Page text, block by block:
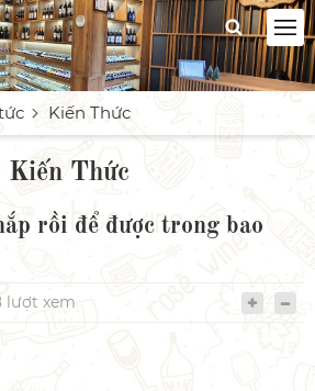
Kiến Thức
Kiến Thức
rồi để được trong bao
lượt xem